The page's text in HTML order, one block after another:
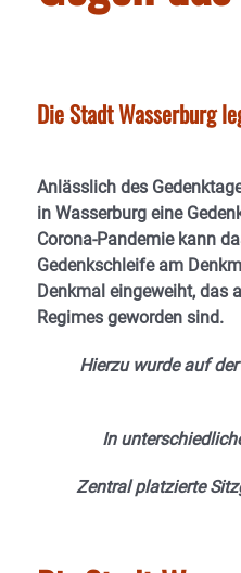
Die Stadt Wasserburg
Anlässlich des
in Wasserburg eine
Corona-Pandemie kann
Gedenkschleife am
Denkmal eingeweiht, das
Regimes geworden sind.
Hierzu wurde auf
In
Zentral platzierte